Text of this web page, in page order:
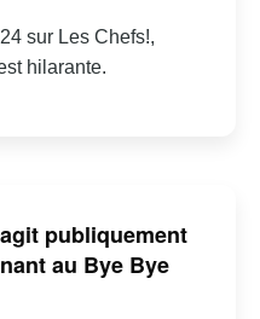
sur Les Chefs!,
hilarante.
publiquement
au Bye Bye